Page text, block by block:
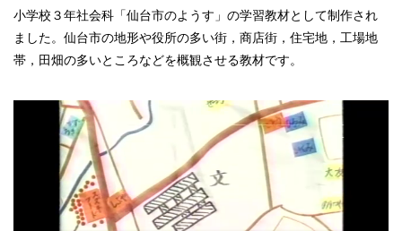
小学校３年社会科「仙台市のようす」の学習教材として制作され
ました。仙台市の地形や役所の多い街，商店街，住宅地，工場地
帯，田畑の多いところなどを概観させる教材です。